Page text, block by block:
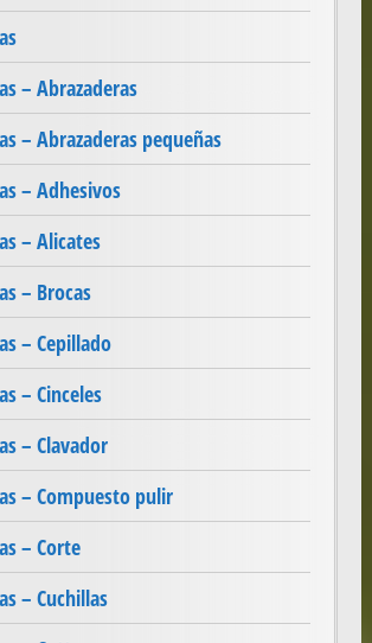
– Abrazaderas
– Abrazaderas pequeñas
– Adhesivos
– Alicates
– Brocas
– Cepillado
– Cinceles
– Clavador
– Compuesto pulir
– Corte
– Cuchillas